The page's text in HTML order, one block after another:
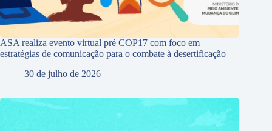
ASA realiza evento virtual pré COP17 com foco em
estratégias de comunicação para o combate à desertificação
30 de julho de 2026